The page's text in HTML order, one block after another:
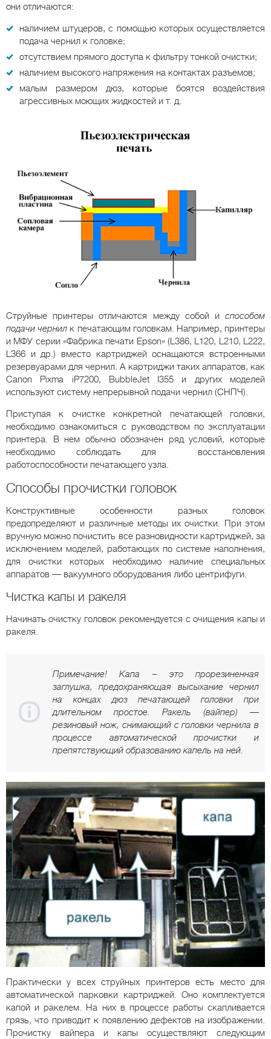
они отличаются:
наличием штуцеров, с помощью которых осуществляется
подача чернил к головке;
отсутствием прямого доступа к фильтру тонкой очистки;
наличием высокого напряжения на контактах разъемов;
малым размером дюз, которые боятся воздействия
агрессивных моющих жидкостей и т. д.
Струйные принтеры отличаются между собой и способом
подачи чернил к печатающим головкам. Например, принтеры
и МФУ серии «Фабрика печати Epson» (L386, L120, L210, L222,
L366 и др.) вместо картриджей оснащаются встроенными
резервуарами для чернил. А картриджи таких аппаратов, как
Canon Pixma iP7200, BubbleJet I355 и других моделей
используют систему непрерывной подачи чернил (СНПЧ).
Приступая к очистке конкретной печатающей головки,
необходимо ознакомиться с руководством по эксплуатации
принтера. В нем обычно обозначен ряд условий, которые
необходимо соблюдать для восстановления
работоспособности печатающего узла.
Способы прочистки головок
Конструктивные особенности разных головок
предопределяют и различные методы их очистки. При этом
вручную можно почистить все разновидности картриджей, за
исключением моделей, работающих по системе наполнения,
для очистки которых необходимо наличие специальных
аппаратов — вакуумного оборудования либо центрифуги.
Чистка капы и ракеля
Начинать очистку головок рекомендуется с очищения капы и
ракеля.
Примечание! Капа – это прорезиненная
заглушка, предохраняющая высыхание чернил
на концах дюз печатающей головки при
длительном простое. Ракель (вайпер) —
резиновый нож, снимающий с головки чернила в
процессе автоматической прочистки и
препятствующий образованию капель на ней.
Практически у всех струйных принтеров есть место для
автоматической парковки картриджей. Оно комплектуется
капой и ракелем. На них в процессе работы скапливается
грязь, что приводит к появлению дефектов на изображении.
Прочистку вайпера и капы осуществляют следующим